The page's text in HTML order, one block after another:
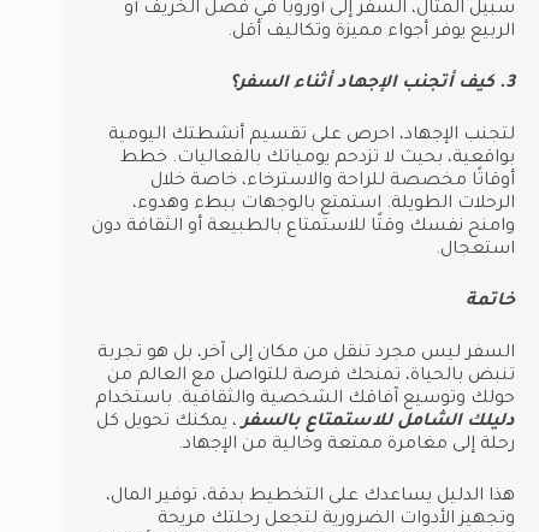
سبيل المثال، السفر إلى أوروبا في فصل الخريف أو
الربيع يوفر أجواء مميزة وتكاليف أقل.
3. كيف أتجنب الإجهاد أثناء السفر؟
لتجنب الإجهاد، احرص على تقسيم أنشطتك اليومية
بواقعية، بحيث لا تزدحم يومياتك بالفعاليات. خطط
أوقاتًا مخصصة للراحة والاسترخاء، خاصة خلال
الرحلات الطويلة. استمتع بالوجهات ببطء وهدوء،
وامنح نفسك وقتًا للاستمتاع بالطبيعة أو الثقافة دون
استعجال.
خاتمة
السفر ليس مجرد تنقل من مكان إلى آخر، بل هو تجربة
تنبض بالحياة، تمنحك فرصة للتواصل مع العالم من
حولك وتوسيع آفاقك الشخصية والثقافية. باستخدام
دليلك الشامل للاستمتاع بالسفر، يمكنك تحويل كل
رحلة إلى مغامرة ممتعة وخالية من الإجهاد.
هذا الدليل يساعدك على التخطيط بدقة، توفير المال،
وتجهيز الأدوات الضرورية لتجعل رحلتك مريحة